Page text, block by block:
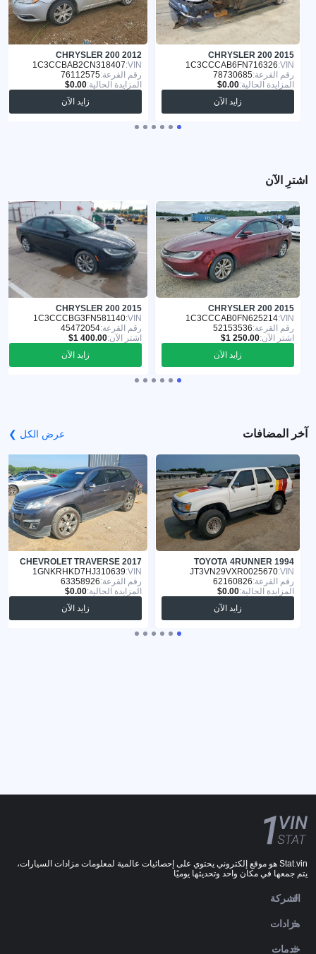
CHRYSLER 200 2015
VIN:
1C3CCCAB6FN716326
رقم القرعة:78730685
المزايدة الحالية:
زايد الآن
CHRYSLER 200 2012
VIN:
1C3CCBAB2CN318407
رقم القرعة:76112575
المزايدة الحالية:
زايد الآن
اشترِ الآن
CHRYSLER 200 2015
VIN:
1C3CCCAB0FN625214
رقم القرعة:52153536
اشترِ الآن:
زايد الآن
CHRYSLER 200 2015
VIN:
1C3CCCBG3FN581140
رقم القرعة:45472054
اشترِ الآن:
زايد الآن
آخر المضافات عرض الكل ❯
TOYOTA 4RUNNER 1994
VIN:
JT3VN29VXR0025670
رقم القرعة:62160826
المزايدة الحالية:
زايد الآن
CHEVROLET TRAVERSE 2017
VIN:
1GNKRHKD7HJ310639
رقم القرعة:63358926
المزايدة الحالية:
زايد الآن
Stat.vin هو موقع إلكتروني يحتوي على إحصائيات عالمية لمعلومات مزادات السيارات،
يتم جمعها في مكان واحد وتحديثها يوميًا
الشركة
مزادات
خدمات